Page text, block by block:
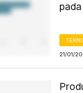
21/01/